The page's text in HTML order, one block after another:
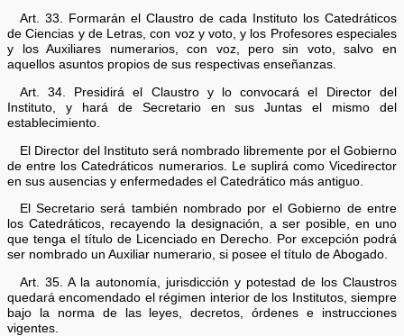
Art. 33. Formarán el Claustro de cada Instituto los Catedráticos
de Ciencias y de Letras, con voz y voto, y los Profesores especiales
y los Auxiliares numerarios, con voz, pero sin voto, salvo en
aquellos asuntos propios de sus respectivas enseñanzas.
Art. 34. Presidirá el Claustro y lo convocará el Director del
Instituto, y hará de Secretario en sus Juntas el mismo del
establecimiento.
El Director del Instituto será nombrado libremente por el Gobierno
de entre los Catedráticos numerarios. Le suplirá como Vicedirector
en sus ausencias y enfermedades el Catedrático más antiguo.
El Secretario será también nombrado por el Gobierno de entre
los Catedráticos, recayendo la designación, a ser posible, en uno
que tenga el título de Licenciado en Derecho. Por excepción podrá
ser nombrado un Auxiliar numerario, si posee el título de Abogado.
Art. 35. A la autonomía, jurisdicción y potestad de los Claustros
quedará encomendado el régimen interior de los Institutos, siempre
bajo la norma de las leyes, decretos, órdenes e instrucciones
vigentes.